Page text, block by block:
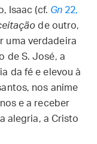
Isaac (cf. Gn 22,
de outro,
uma verdadeira
de S. José, a
da fé e elevou à
nos anime
e a receber
alegria, a Cristo